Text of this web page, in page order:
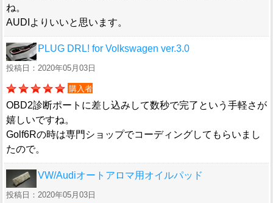
ね。
AUDIよりいいと思います。
PLUG DRL! for Volkswagen ver.3.0
投稿日：2020年05月03日
購入者
OBD2診断ポートに差し込みして数秒で完了という手軽さが
嬉しいですね。
Golf6Rの時は専門ショップでコーディングしてもらいまし
たので。
VW/Audiオートアロマ用オイルパッド
投稿日：2020年05月03日